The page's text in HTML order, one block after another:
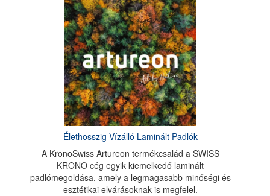
Élethosszig Vízálló Laminált Padlók
A KronoSwiss Artureon termékcsalád a SWISS
KRONO cég egyik kiemelkedő laminált
padlómegoldása, amely a legmagasabb minőségi és
esztétikai elvárásoknak is megfelel.